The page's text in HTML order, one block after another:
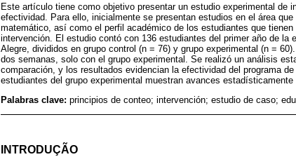
Este artículo tiene como objetivo presentar un estudio experimental de
efectividad. Para ello, inicialmente se presentan estudios en el área
matemático, así como el perfil académico de los estudiantes que
intervención. El estudio contó con 136 estudiantes del primer año de
Alegre, divididos en grupo control (n = 76) y grupo experimental (n =
dos semanas, solo con el grupo experimental. Se realizó un análisis
comparación, y los resultados evidencian la efectividad del programa
estudiantes del grupo experimental muestran avances estadísticamente
Palabras clave: principios de conteo; intervención; estudio de caso;
INTRODUÇÃO